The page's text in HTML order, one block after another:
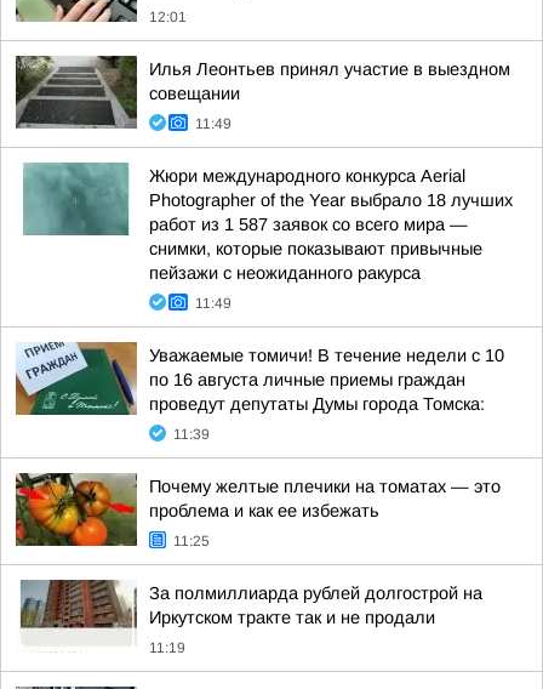
12:01
Илья Леонтьев принял участие в выездном
совещании
11:49
Жюри международного конкурса Aerial
Photographer of the Year выбрало 18 лучших
работ из 1 587 заявок со всего мира —
снимки, которые показывают привычные
пейзажи с неожиданного ракурса
11:49
Уважаемые томичи! В течение недели с 10
по 16 августа личные приемы граждан
проведут депутаты Думы города Томска:
11:39
Почему желтые плечики на томатах — это
проблема и как ее избежать
11:25
За полмиллиарда рублей долгострой на
Иркутском тракте так и не продали
11:19